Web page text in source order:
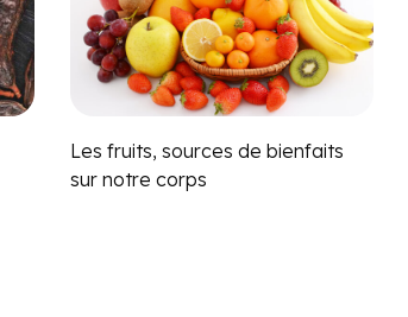
Les fruits, sources de bienfaits
sur notre corps